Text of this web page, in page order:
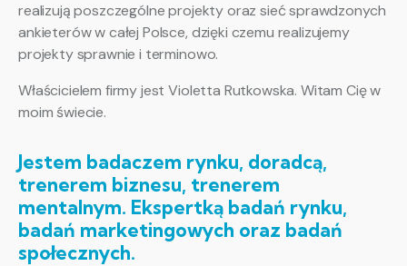
realizują poszczególne projekty oraz sieć sprawdzonych
ankieterów w całej Polsce, dzięki czemu realizujemy
projekty sprawnie i terminowo.
Właścicielem firmy jest Violetta Rutkowska. Witam Cię w
moim świecie.
Jestem badaczem rynku, doradcą,
trenerem biznesu, trenerem
mentalnym. Ekspertką badań rynku,
badań marketingowych oraz badań
społecznych.